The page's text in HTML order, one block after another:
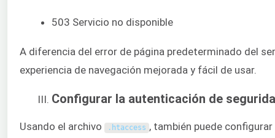
503 Servicio no disponible
A diferencia del error de página predeterminado del
experiencia de navegación mejorada y fácil de usar.
Configurar la autenticación de
Usando el archivo . htaccess , también puede